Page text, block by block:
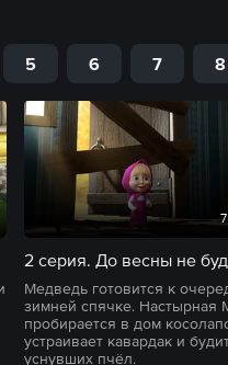
5 6 7 8
2 серия. До весны не
Медведь готовится к
зимней спячке. Настырная
пробирается в дом
устраивает кавардак и
уснувших пчёл.